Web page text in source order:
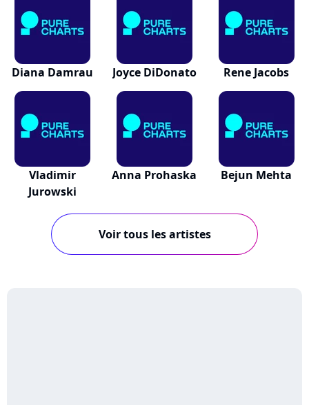
Diana Damrau Joyce DiDonato Rene Jacobs
Vladimir
Jurowski
Anna Prohaska Bejun Mehta
Voir tous les artistes